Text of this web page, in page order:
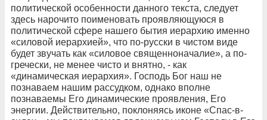
политической особенности данного текста, следует
здесь нарочито поименовать проявляющуюся в
политической сфере нашего бытия иерархию именно
«силовой иерархией», что по-русски в чистом виде
будет звучать как «силовое священноначалие», а по-
гречески, не менее чисто и внятно, - как
«динамическая иерархия». Господь Бог наш не
познаваем нашим рассудком, однако вполне
познаваемы Его динамические проявления, Его
энергии. Действительно, поклоняясь иконе «Спас-в-